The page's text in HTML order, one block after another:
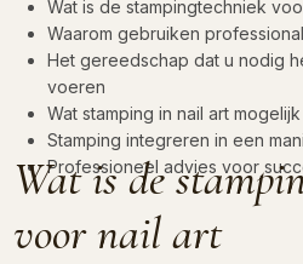
Wat is de stampingtechniek
Waarom gebruiken
Het gereedschap dat u nodig
voeren
Wat stamping in nail art
Stamping integreren in een
Professioneel advies voor
Wat is de
voor nail art